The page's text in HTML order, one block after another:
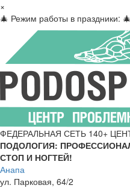
×
🎄 Режим работы в праздники:
ФЕДЕРАЛЬНАЯ СЕТЬ 140+
ПОДОЛОГИЯ:
СТОП И НОГТЕЙ!
Анапа
ул. Парковая, 64/2